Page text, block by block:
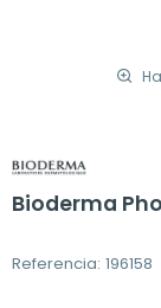
Bioderma
Referencia: 196158